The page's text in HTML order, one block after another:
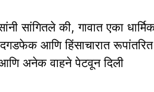
सांगितले की, गावात एका
आणि हिंसाचारात रूपांतरित
अनेक वाहने पेटवून दिली